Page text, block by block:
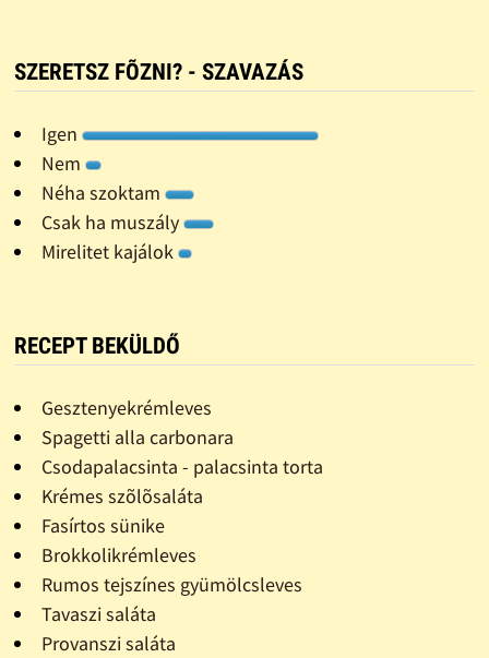
SZERETSZ FÕZNI? - SZAVAZÁS
Igen
Nem
Néha szoktam
Csak ha muszály
Mirelitet kajálok
RECEPT BEKÜLDŐ
Gesztenyekrémleves
Spagetti alla carbonara
Csodapalacsinta - palacsinta torta
Krémes szõlõsaláta
Fasírtos sünike
Brokkolikrémleves
Rumos tejszínes gyümölcsleves
Tavaszi saláta
Provanszi saláta